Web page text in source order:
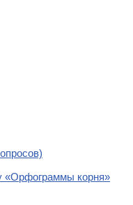
«Орфограммы корня»